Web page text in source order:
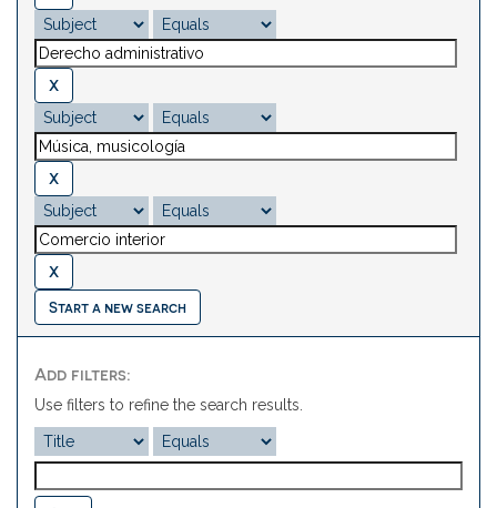
Start a new search
Add filters:
Use filters to refine the search results.